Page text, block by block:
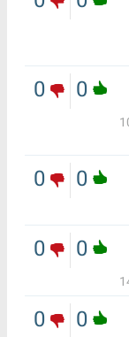
0
0
0
0
0
0
0
0